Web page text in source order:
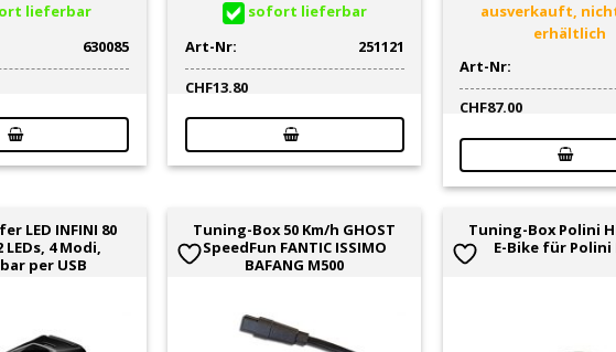
lieferbar
630085
sofort lieferbar
Art-Nr:
251121
CHF13.80
ausverkauft,
erhältlich
Art-Nr:
CHF87.00
LED INFINI 80
LEDs, 4 Modi,
per USB
Tuning-Box 50 Km/h GHOST
SpeedFun FANTIC ISSIMO
BAFANG M500
Tuning-Box Polini
E-Bike für Polini